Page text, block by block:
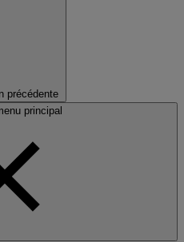
précédente
principal